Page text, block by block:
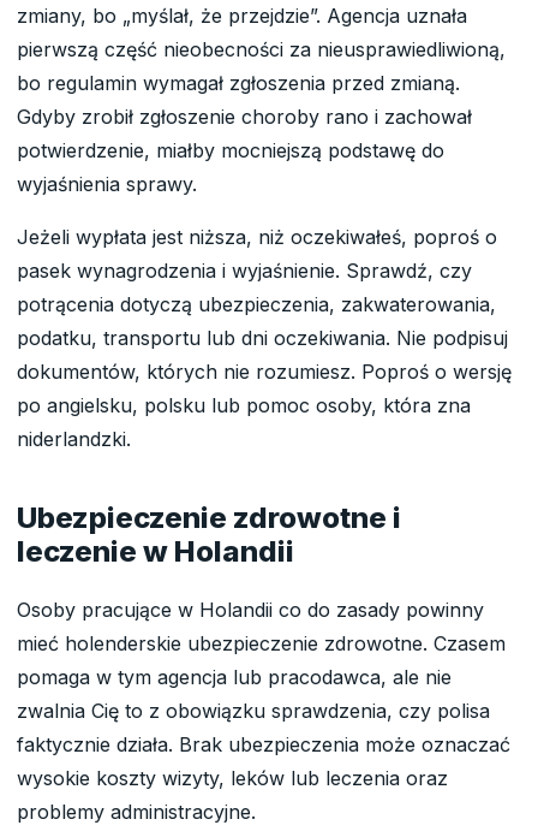
zmiany, bo „myślał, że przejdzie”. Agencja uznała
pierwszą część nieobecności za nieusprawiedliwioną,
bo regulamin wymagał zgłoszenia przed zmianą.
Gdyby zrobił zgłoszenie choroby rano i zachował
potwierdzenie, miałby mocniejszą podstawę do
wyjaśnienia sprawy.
Jeżeli wypłata jest niższa, niż oczekiwałeś, poproś o
pasek wynagrodzenia i wyjaśnienie. Sprawdź, czy
potrącenia dotyczą ubezpieczenia, zakwaterowania,
podatku, transportu lub dni oczekiwania. Nie podpisuj
dokumentów, których nie rozumiesz. Poproś o wersję
po angielsku, polsku lub pomoc osoby, która zna
niderlandzki.
Ubezpieczenie zdrowotne i
leczenie w Holandii
Osoby pracujące w Holandii co do zasady powinny
mieć holenderskie ubezpieczenie zdrowotne. Czasem
pomaga w tym agencja lub pracodawca, ale nie
zwalnia Cię to z obowiązku sprawdzenia, czy polisa
faktycznie działa. Brak ubezpieczenia może oznaczać
wysokie koszty wizyty, leków lub leczenia oraz
problemy administracyjne.